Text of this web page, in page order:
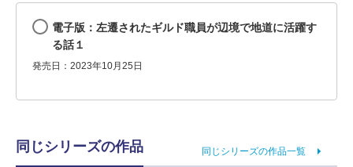
電子版：左遷されたギルド職員が辺境で地道に活躍す
る話１
発売日：2023年10月25日
同じシリーズの作品 同じシリーズの作品一覧